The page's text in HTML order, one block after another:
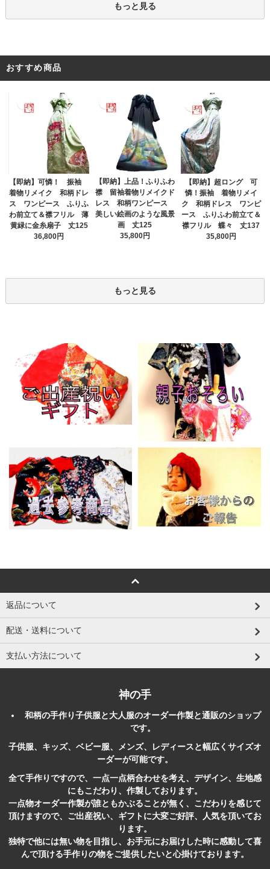
もっと見る
おすすめ商品
【即納】可憐！ 振袖
着物リメイク 和柄ドレ
ス ワンピース ふりふ
わ前立て＆襟フリル 薄
黄緑に金糸扇子 丈125
36,800円
【即納】上品！ふりふわ
襟 留袖着物リメイクド
レス 和柄ワンピース
美しい絵画のような風景
画 丈125
35,800円
【即納】超ロング 可
憐！振袖 着物リメイ
ク 和柄ドレス ワンピ
ース ふりふわ前立て＆
襟フリル 蝶々 丈137
35,800円
もっと見る
返品について
配送・送料について
支払い方法について
神の手
和柄の手作り子供服と大人服のオーダー作製と通販のショップ
です。
子供服、キッズ、ベビー服、メンズ、レディースと幅広くサイズオ
ーダーが可能です。
全て手作りですので、一点一点柄合わせを考え、デザイン、生地感
にもこだわり、作製しております。
一点物オーダー作製が誰ともかぶることが無く、こだわりを感じて
頂けますので、ご出産祝い、ギフトに大変ご好評、人気を頂いてお
ります。
独特で他には無い物を目指し、お手元にお届けした時に感動して喜
んで頂ける手作りの物をご提供したいと心掛けております。